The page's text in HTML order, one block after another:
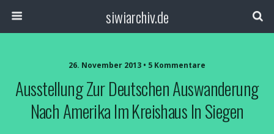
siwiarchiv.de
26. November 2013 • 5 Kommentare
Ausstellung Zur Deutschen Auswanderung
Nach Amerika Im Kreishaus In Siegen